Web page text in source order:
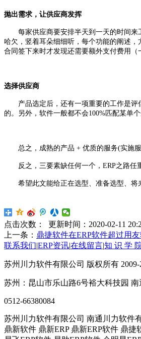
抛出需求，让供应商发挥
每家供应商要安排半天到一天的时间来工
哈欠，竖着耳朵细细听，每个功能的阐述
合同签下来时才发现还需要额外支付费用（
选择供应商
产品选定后，还有一项重要的工作是评估
的。另外，软件一般都不会100%匹配某单
总之，成熟的产品 + 优质的服务(实施服
反之，三要素缺任何一个，ERP之路任
希望此文能给正在选型、准备选型、将
点击次数： 更新时间：2020-02-11
上一条： 鼎捷软件在ERP软件超过用
联系我们|ERP资讯|在线留言|知 识 学
苏州川力软件有限公司 版权所有 2009-
苏州：昆山市乐山路6号裕大科技园
0512-66380084
苏州川力软件有限公司 南通川力软件
鼎新软件 鼎新ERP 鼎新ERP软件 鼎捷